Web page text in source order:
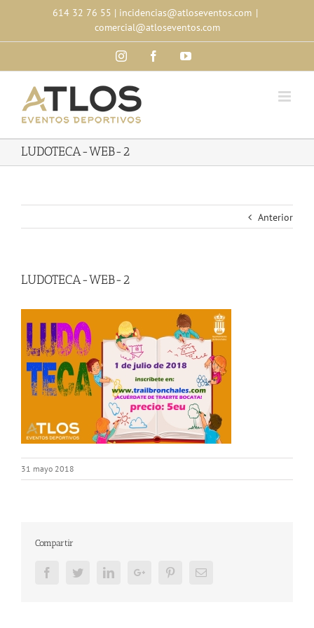
content
614 32 76 55 | incidencias@atloseventos.com |
comercial@atloseventos.com
InstagramFacebookYouTube
LUDOTECA-WEB-2
Anterior
LUDOTECA-WEB-2
31 mayo 2018
Compartir
FacebookTwitterLinkedInGoogle+ PinterestEmail